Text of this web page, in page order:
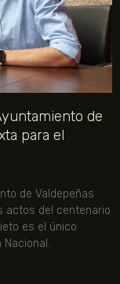
de
para el
de Valdepeñas
actos del centenario
es el único